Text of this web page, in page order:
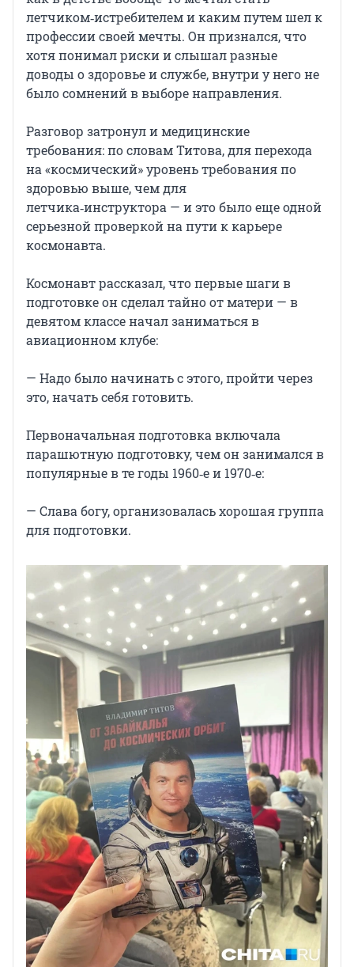
летчиком‑истребителем и каким путем шел к
профессии своей мечты. Он признался, что
хотя понимал риски и слышал разные
доводы о здоровье и службе, внутри у него не
было сомнений в выборе направления.
Разговор затронул и медицинские
требования: по словам Титова, для перехода
на «космический» уровень требования по
здоровью выше, чем для
летчика‑инструктора — и это было еще одной
серьезной проверкой на пути к карьере
космонавта.
Космонавт рассказал, что первые шаги в
подготовке он сделал тайно от матери — в
девятом классе начал заниматься в
авиационном клубе:
— Надо было начинать с этого, пройти через
это, начать себя готовить.
Первоначальная подготовка включала
парашютную подготовку, чем он занимался в
популярные в те годы 1960‑е и 1970‑е:
— Слава богу, организовалась хорошая группа
для подготовки.